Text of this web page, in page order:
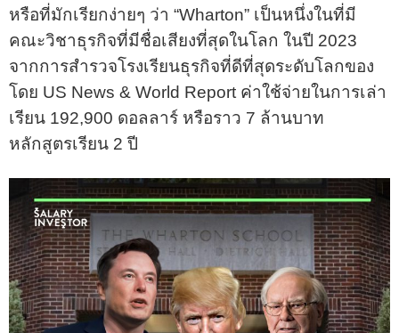
หรือที่มักเรียกง่ายๆ ว่า “Wharton” เป็นหนึ่งในที่มี
คณะวิชาธุรกิจที่มีชื่อเสียงที่สุดในโลก ในปี 2023
จากการสํารวจโรงเรียนธุรกิจที่ดีที่สุดระดับโลกของ
โดย US News & World Report ค่าใช้จ่ายในการเล่า
เรียน 192,900 ดอลลาร์ หรือราว 7 ล้านบาท
หลักสูตรเรียน 2 ปี